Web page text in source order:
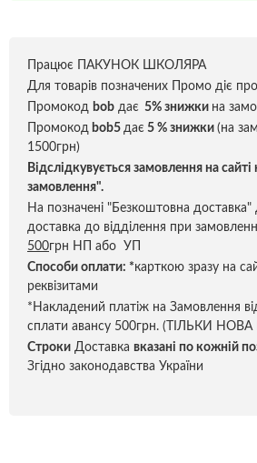
Працює ПАКУНОК ШКОЛЯРА
Для товарів позначених Промо діє
Промокод bob дає 5% знижки на
Промокод bob5 дає 5 % знижки (на
1500грн)
Відслідкувується замовлення на
замовлення".
На позначені "Безкоштовна доставка"
доставка до відділення при
500грн НП або УП
Способи оплати: *карткою зразу на
реквізитами
*Накладений платіж на Замовлення
сплати авансу 500грн. (ТІЛЬКИ
Строки Доставка вказані по кожній
Згідно законодавства України